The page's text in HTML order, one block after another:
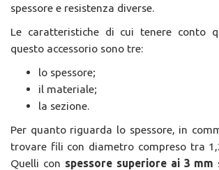
spessore e resistenza diverse.
Le caratteristiche di cui tenere conto
questo accessorio sono tre:
lo spessore;
il materiale;
la sezione.
Per quanto riguarda lo spessore, in
trovare fili con diametro compreso tra
Quelli con spessore superiore ai 3 mm